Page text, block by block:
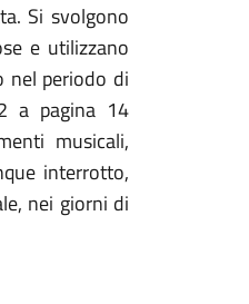
Si svolgono
e utilizzano
nel periodo di
a pagina 14
musicali,
interrotto,
nei giorni di